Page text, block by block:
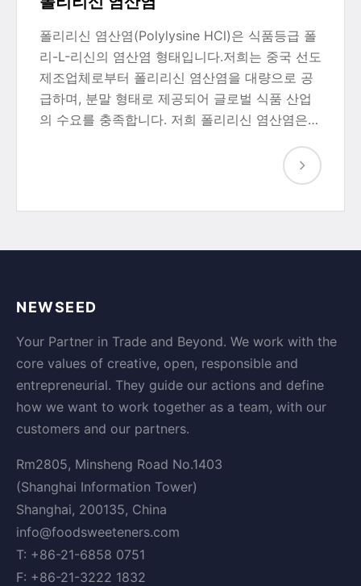
폴리리신 염산염(Polylysine HCl)은 식품등급 폴
리-L-리신의 염산염 형태입니다.저희는 중국 선도
제조업체로부터 폴리리신 염산염을 대량으로 공
급하며, 분말 형태로 제공되어 글로벌 식품 산업
의 수요를 충족합니다. 저희 폴리리신 염산염은…
NEWSEED
Your Partner in Trade and Beyond. We work with the
core values of creative, open, responsible and
entrepreneurial. They guide our actions and define
how we want to work together as a team, with our
customers and our partners.
Rm2805, Minsheng Road No.1403
(Shanghai Information Tower)
Shanghai, 200135, China
info@foodsweeteners.com
T: +86-21-6858 0751
F: +86-21-3222 1832